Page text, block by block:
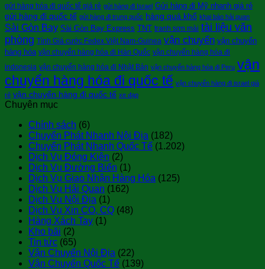
gửi hàng hóa đi quốc tế giá rẻ gửi hàng đi Israel Gửi hàng đi Mỹ nhanh giá rẻ
gửi hàng đi quốc tế gửi hàng đi trung quốc hàng quá khổ khai báo hải quan
Sài Gòn Bay Sài Gòn Bay Express TNT tranh sơn mài tài liệu văn
phòng Tính Giá cước Fedex Việt Nam-Guinea vận chuyển vận chuyển
hàng hóa vận chuyển hàng hóa đi Hàn Quốc vận chuyển hàng hóa đi
indonesia vận chuyển hàng hóa đi Nhật Bản vận chuyển hàng hóa đi Peru vận
chuyển hàng hóa đi quốc tế vận chuyển hàng đi israel giá
rẻ vận chuyển hàng đi quốc tế xe đạp
Chuyên mục
Chính sách (6)
Chuyển Phát Nhanh Nội Địa (182)
Chuyển Phát Nhanh Quốc Tế (1.202)
Dịch Vụ Đóng Kiện (2)
Dịch Vụ Đường Biển (1)
Dịch Vụ Giao Nhận Hàng Hóa (125)
Dịch Vụ Hải Quan (162)
Dịch Vụ Nội Địa (1)
Dịch Vụ Xin CO, CQ (48)
Hàng Xách Tay (1)
Kho bãi (2)
Tin tức (65)
Vận Chuyển Nội Địa (22)
Vận Chuyển Quốc Tế (139)